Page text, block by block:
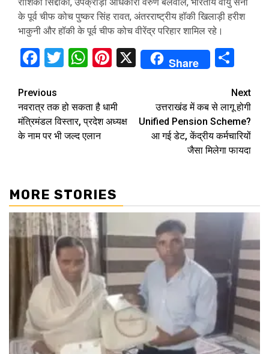
के पूर्व चीफ कोच पुष्कर सिंह रावत, अंतरराष्ट्रीय हॉकी खिलाड़ी हरीश
भाकुनी और हॉकी के पूर्व चीफ कोच वीरेंद्र परिहार शामिल रहे।
Facebook
Twitter
WhatsApp
Pinterest
X Share
Continue
Reading
Previous
नवरात्र तक हो सकता है धामी
मंत्रिमंडल विस्तार, प्रदेश अध्यक्ष
के नाम पर भी जल्द एलान
Next
उत्तराखंड में कब से लागू होगी
Unified Pension Scheme?
आ गई डेट, केंद्रीय कर्मचारियों
जैसा मिलेगा फायदा
MORE STORIES